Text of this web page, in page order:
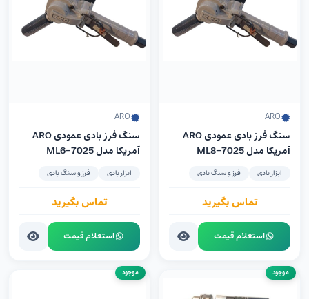
ARO
سنگ فرز بادی عمودی ARO
آمریکا مدل 7025-ML8
ابزار بادی فرز و سنگ بادی
تماس بگیرید
استعلام قیمت
ARO
سنگ فرز بادی عمودی ARO
آمریکا مدل 7025-ML6
ابزار بادی فرز و سنگ بادی
تماس بگیرید
استعلام قیمت
موجود موجود